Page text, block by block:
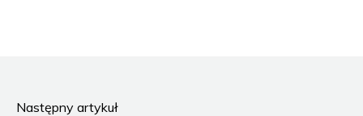
Następny artykuł